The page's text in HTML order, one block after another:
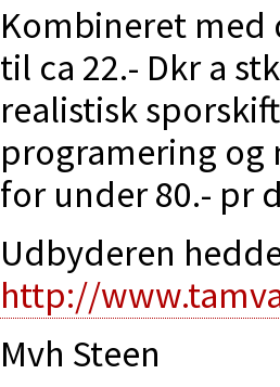
Kombineret med
til ca 22.- Dkr a
realistisk
programering
for under 80.- pr
Udbyderen
http://
Mvh Steen